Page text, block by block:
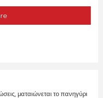
ματαιώνεται το πανηγύρι